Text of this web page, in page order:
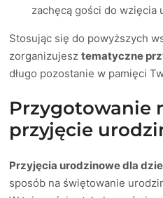
zachęcą gości do wzięcia
Stosując się do powyższych
zorganizujesztematyczne
długo pozostanie w pamięci
Przygotowanie
przyjęcie
Przyjęcia urodzinowe dla
sposób na świętowanie